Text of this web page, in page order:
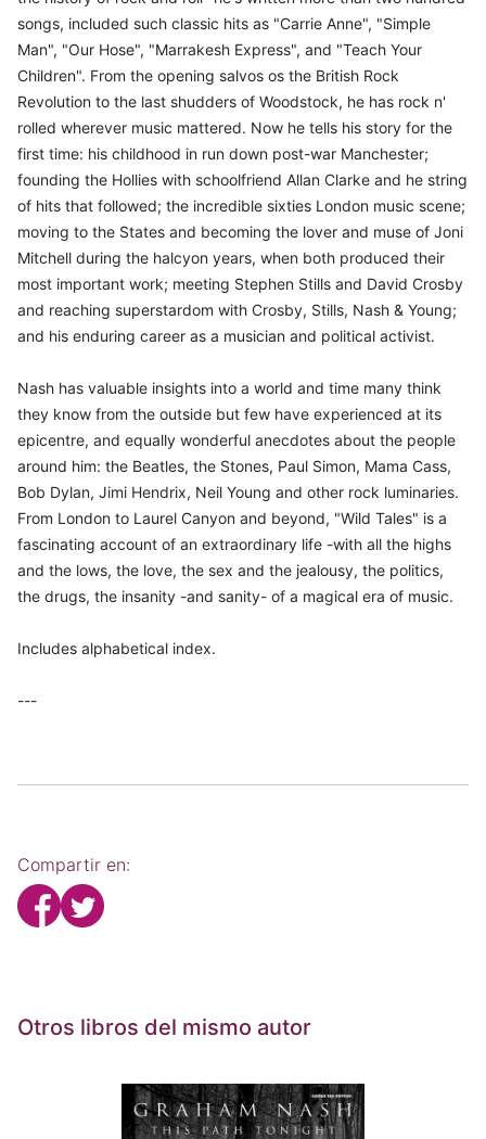
songs, included such classic hits as "Carrie Anne", "Simple
Man", "Our Hose", "Marrakesh Express", and "Teach Your
Children". From the opening salvos os the British Rock
Revolution to the last shudders of Woodstock, he has rock n'
rolled wherever music mattered. Now he tells his story for the
first time: his childhood in run down post-war Manchester;
founding the Hollies with schoolfriend Allan Clarke and he string
of hits that followed; the incredible sixties London music scene;
moving to the States and becoming the lover and muse of Joni
Mitchell during the halcyon years, when both produced their
most important work; meeting Stephen Stills and David Crosby
and reaching superstardom with Crosby, Stills, Nash & Young;
and his enduring career as a musician and political activist.
Nash has valuable insights into a world and time many think
they know from the outside but few have experienced at its
epicentre, and equally wonderful anecdotes about the people
around him: the Beatles, the Stones, Paul Simon, Mama Cass,
Bob Dylan, Jimi Hendrix, Neil Young and other rock luminaries.
From London to Laurel Canyon and beyond, "Wild Tales" is a
fascinating account of an extraordinary life -with all the highs
and the lows, the love, the sex and the jealousy, the politics,
the drugs, the insanity -and sanity- of a magical era of music.
Includes alphabetical index.
---
Compartir en:
Otros libros del mismo autor